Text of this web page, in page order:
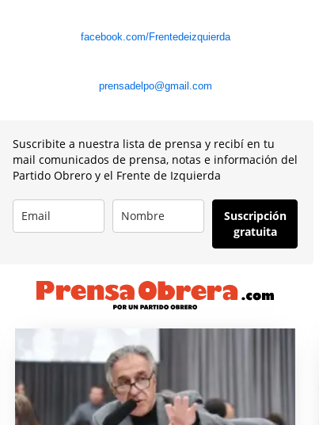
facebook.com/Frentedeizquierda
prensadelpo@gmail.com
Suscribite a nuestra lista de prensa y recibí en tu
mail comunicados de prensa, notas e información del
Partido Obrero y el Frente de Izquierda
Suscripción
gratuita